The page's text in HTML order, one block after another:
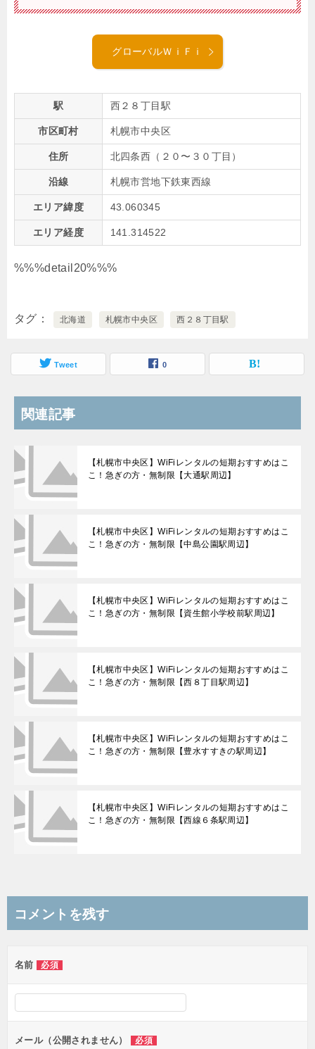
グローバルＷｉＦｉ
駅 西２８丁目駅
市区町村 札幌市中央区
住所 北四条西（２０〜３０丁目）
沿線 札幌市営地下鉄東西線
エリア緯度 43.060345
エリア経度 141.314522
%%%detail20%%%
タグ 北海道 札幌市中央区 西２８丁目駅
Tweet 0
関連記事
【札幌市中央区】WiFiレンタルの短期おすすめはこ
こ！急ぎの方・無制限【大通駅周辺】
【札幌市中央区】WiFiレンタルの短期おすすめはこ
こ！急ぎの方・無制限【中島公園駅周辺】
【札幌市中央区】WiFiレンタルの短期おすすめはこ
こ！急ぎの方・無制限【資生館小学校前駅周辺】
【札幌市中央区】WiFiレンタルの短期おすすめはこ
こ！急ぎの方・無制限【西８丁目駅周辺】
【札幌市中央区】WiFiレンタルの短期おすすめはこ
こ！急ぎの方・無制限【豊水すすきの駅周辺】
【札幌市中央区】WiFiレンタルの短期おすすめはこ
こ！急ぎの方・無制限【西線６条駅周辺】
コメントを残す
名前 必須
メール（公開されません） 必須